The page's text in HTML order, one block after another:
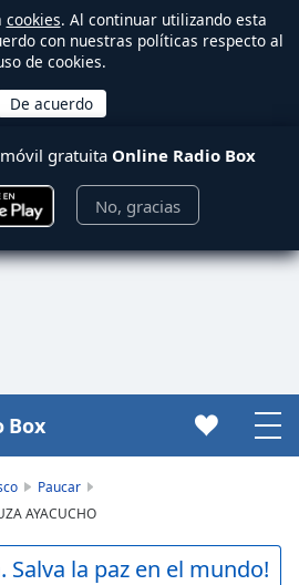
cookies. Al continuar utilizando esta
con nuestras políticas respecto al
de cookies.
gratuita Online Radio Box
No, gracias
Box
Paucar
AYACUCHO
Salva la paz en el mundo!